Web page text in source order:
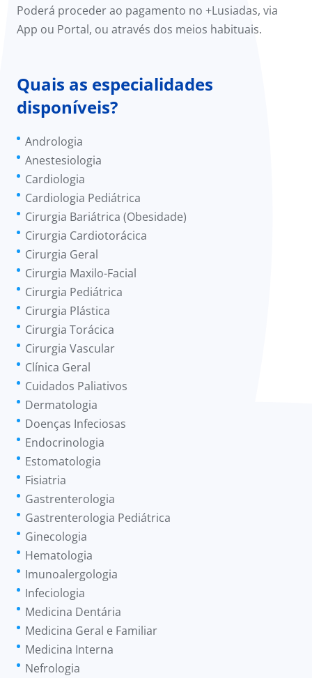
Poderá proceder ao pagamento no +Lusiadas, via
App ou Portal, ou através dos meios habituais.
Quais as especialidades
disponíveis?
Andrologia
Anestesiologia
Cardiologia
Cardiologia Pediátrica
Cirurgia Bariátrica (Obesidade)
Cirurgia Cardiotorácica
Cirurgia Geral
Cirurgia Maxilo-Facial
Cirurgia Pediátrica
Cirurgia Plástica
Cirurgia Torácica
Cirurgia Vascular
Clínica Geral
Cuidados Paliativos
Dermatologia
Doenças Infeciosas
Endocrinologia
Estomatologia
Fisiatria
Gastrenterologia
Gastrenterologia Pediátrica
Ginecologia
Hematologia
Imunoalergologia
Infeciologia
Medicina Dentária
Medicina Geral e Familiar
Medicina Interna
Nefrologia